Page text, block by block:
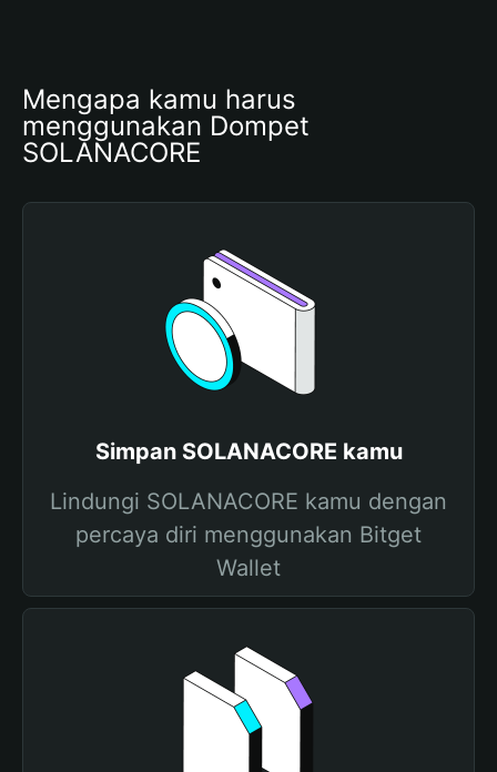
Mengapa kamu harus
menggunakan Dompet
SOLANACORE
Simpan SOLANACORE kamu
Lindungi SOLANACORE kamu dengan
percaya diri menggunakan Bitget
Wallet